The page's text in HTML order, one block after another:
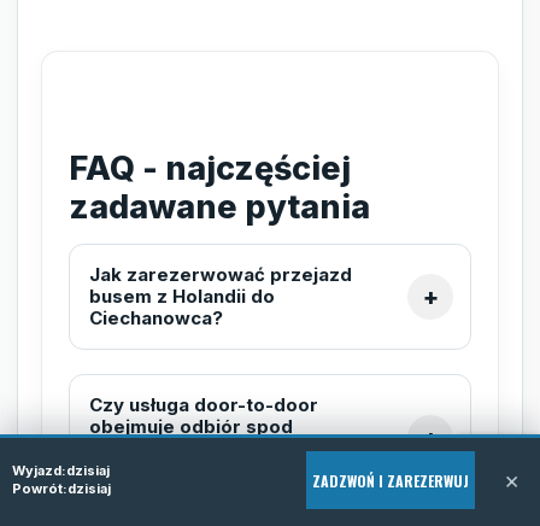
FAQ - najczęściej
zadawane pytania
Jak zarezerwować przejazd
busem z Holandii do
Ciechanowca?
Czy usługa door-to-door
obejmuje odbiór spod
Holandii?
Wyjazd:dzisiaj
Powrót:dzisiaj ZADZWOŃ I ZAREZERWUJ ×